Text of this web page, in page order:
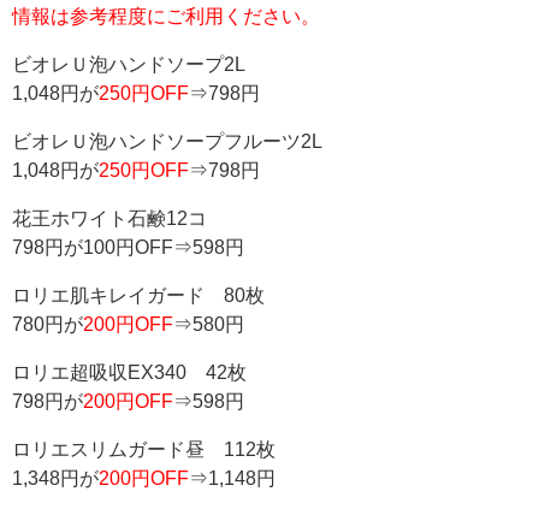
情報は参考程度にご利用ください。
ビオレＵ泡ハンドソープ2L
1,048円が250円OFF⇒798円
ビオレＵ泡ハンドソープフルーツ2L
1,048円が250円OFF⇒798円
花王ホワイト石鹸12コ
798円が100円OFF⇒598円
ロリエ肌キレイガード 80枚
780円が200円OFF⇒580円
ロリエ超吸収EX340 42枚
798円が200円OFF⇒598円
ロリエスリムガード昼 112枚
1,348円が200円OFF⇒1,148円